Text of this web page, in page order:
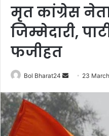
मृत कांग्रेस
जिम्मेदारी,
फजीहत
Bol Bharat24
Send
email
23